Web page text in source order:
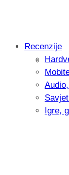
Recenzije
Igre,